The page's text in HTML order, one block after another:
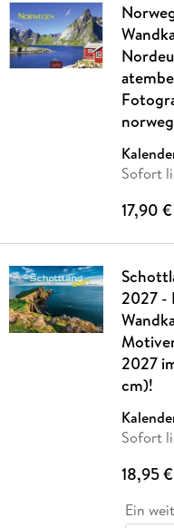
Sofort
17,90 €
2027 -
2027
cm)!
Sofort
18,95 €
Ein